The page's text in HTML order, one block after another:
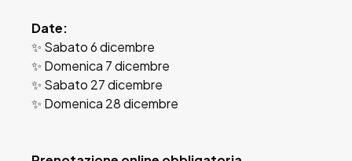
Date:
✨ Sabato 6 dicembre
✨ Domenica 7 dicembre
✨ Sabato 27 dicembre
✨ Domenica 28 dicembre